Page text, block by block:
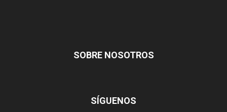
SOBRE NOSOTROS
SÍGUENOS